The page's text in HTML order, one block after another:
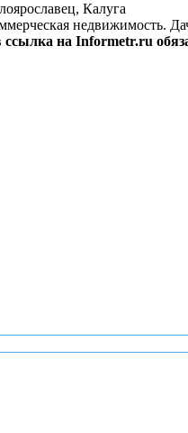
Калуга
недвижимость.
ссылка на Informetr.ru